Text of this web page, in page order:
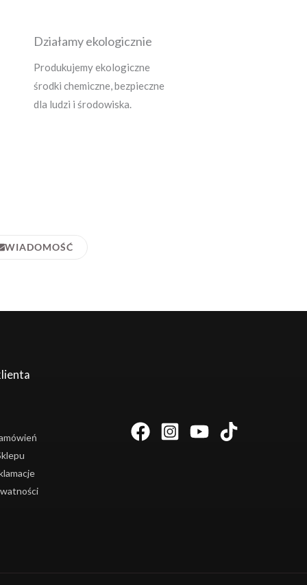
Działamy ekologicznie
Produkujemy ekologiczne
środki chemiczne, bezpieczne
dla ludzi i środowiska.
WIADOMOŚĆ